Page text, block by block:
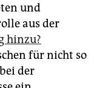
und
aus der
hinzu?
für nicht so
der